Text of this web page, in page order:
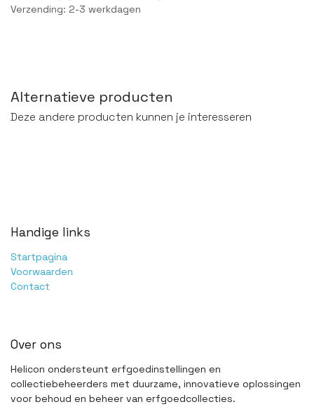
Verzending: 2-3 werkdagen
Alternatieve producten
Deze andere producten kunnen je interesseren
Handige links
Startpagina
Voorwaarden
Contact
Over ons
Helicon ondersteunt erfgoedinstellingen en
collectiebeheerders met duurzame, innovatieve oplossingen
voor behoud en beheer van erfgoedcollecties.